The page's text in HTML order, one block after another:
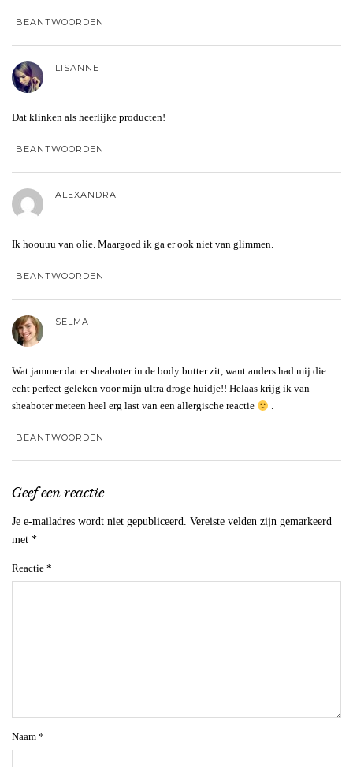
BEANTWOORDEN
LISANNE
Dat klinken als heerlijke producten!
BEANTWOORDEN
ALEXANDRA
Ik hoouuu van olie. Maargoed ik ga er ook niet van glimmen.
BEANTWOORDEN
SELMA
Wat jammer dat er sheaboter in de body butter zit, want anders had mij die
echt perfect geleken voor mijn ultra droge huidje!! Helaas krijg ik van
sheaboter meteen heel erg last van een allergische reactie
.
BEANTWOORDEN
Geef een reactie
Je e-mailadres wordt niet gepubliceerd. Vereiste velden zijn gemarkeerd
met *
Reactie *
Naam *